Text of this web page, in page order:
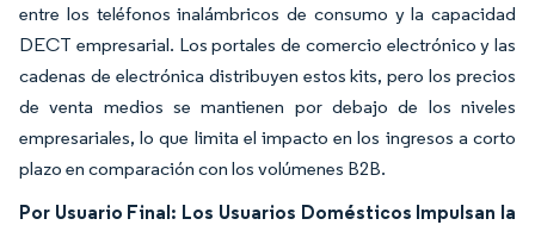
entre los teléfonos inalámbricos de consumo y la capacidad
DECT empresarial. Los portales de comercio electrónico y las
cadenas de electrónica distribuyen estos kits, pero los precios
de venta medios se mantienen por debajo de los niveles
empresariales, lo que limita el impacto en los ingresos a corto
plazo en comparación con los volúmenes B2B.
Por Usuario Final: Los Usuarios Domésticos Impulsan la